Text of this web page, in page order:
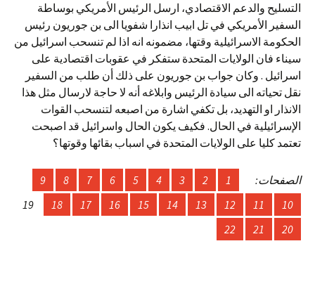
التسليح والدعم الاقتصادي، ارسل الرئيس الأمريكي بوساطة
السفير الأمريكي في تل ابيب انذارا شفويا الى بن جوريون رئيس
الحكومة الاسرائيلية وقتها، مضمونه انه اذا لم تنسحب اسرائيل من
سيناء فان الولايات المتحدة ستفكر في عقوبات اقتصادية على
اسرائيل . وكان جواب بن جوريون على ذلك أن طلب من السفير
نقل تحياته الى سيادة الرئيس وابلاغه أنه لا حاجة لارسال مثل هذا
الانذار او التهديد، بل تكفي اشارة من اصبعه لتنسحب القوات
الإسرائيلية في الحال. فكيف يكون الحال واسرائيل قد اصبحت
تعتمد كليا على الولايات المتحدة في اسباب بقائها وقوتها؟
الصفحات: 1
2
3
4
5
6
7
8
9
10
11
12
13
14
15
16
17
18
19
20
21
22